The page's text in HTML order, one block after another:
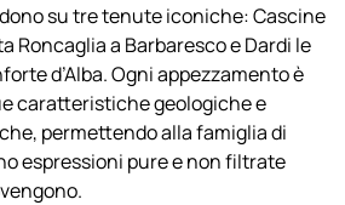
su tre tenute iconiche: Cascine
Roncaglia a Barbaresco e Dardi le
d’Alba. Ogni appezzamento è
caratteristiche geologiche e
permettendo alla famiglia di
espressioni pure e non filtrate